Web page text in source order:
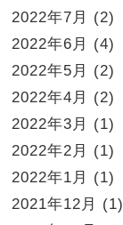
2022年7月
(2)
2022年6月
(4)
2022年5月
(2)
2022年4月
(2)
2022年3月
(1)
2022年2月
(1)
2022年1月
(1)
2021年12月
(1)